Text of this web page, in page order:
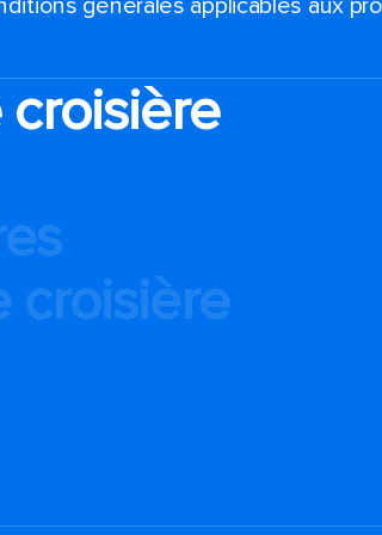
générales applicables aux
croisière
croisière